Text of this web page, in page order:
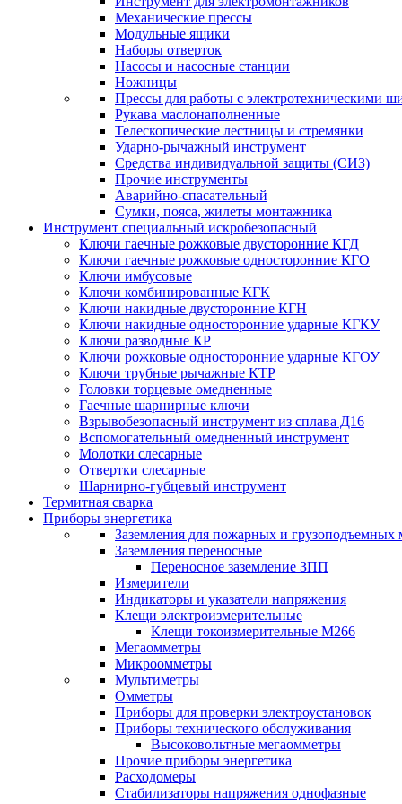
Механические прессы
Модульные ящики
Наборы отверток
Насосы и насосные станции
Ножницы
Прессы для работы с электротехническими
Рукава маслонаполненные
Телескопические лестницы и стремянки
Ударно-рычажный инструмент
Средства индивидуальной защиты (СИЗ)
Прочие инструменты
Аварийно-спасательный
Сумки, пояса, жилеты монтажника
Инструмент специальный искробезопасный
Ключи гаечные рожковые двусторонние КГД
Ключи гаечные рожковые односторонние КГО
Ключи имбусовые
Ключи комбинированные КГК
Ключи накидные двусторонние КГН
Ключи накидные односторонние ударные КГКУ
Ключи разводные КР
Ключи рожковые односторонние ударные КГОУ
Ключи трубные рычажные КТР
Головки торцевые омедненные
Гаечные шарнирные ключи
Взрывобезопасный инструмент из сплава Д16
Вспомогательный омедненный инструмент
Молотки слесарные
Отвертки слесарные
Шарнирно-губцевый инструмент
Термитная сварка
Приборы энергетика
Заземления для пожарных и грузоподъемных
Заземления переносные
Переносное заземление ЗПП
Измерители
Индикаторы и указатели напряжения
Клещи электроизмерительные
Клещи токоизмерительные М266
Мегаомметры
Микроомметры
Мультиметры
Омметры
Приборы для проверки электроустановок
Приборы технического обслуживания
Высоковольтные мегаомметры
Прочие приборы энергетика
Расходомеры
Стабилизаторы напряжения однофазные